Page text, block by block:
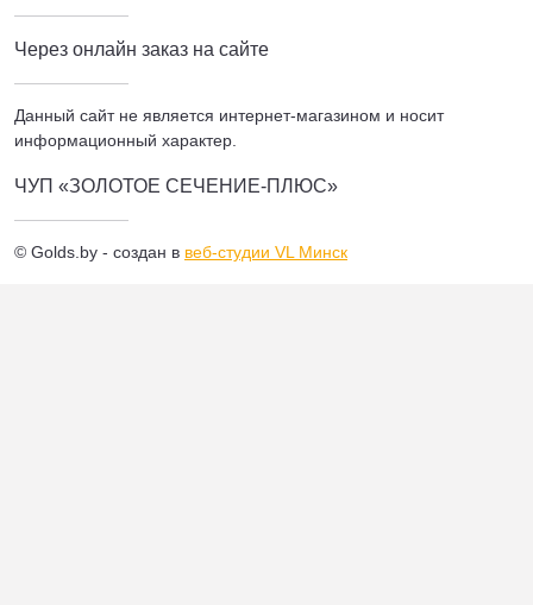
Через онлайн заказ на сайте
Данный сайт не является интернет-магазином и носит
информационный характер.
ЧУП «ЗОЛОТОЕ СЕЧЕНИЕ-ПЛЮС»
© Golds.by - создан в веб-студии VL Минск